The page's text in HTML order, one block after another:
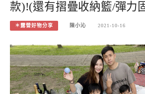
款)!(還有摺疊收納籃/彈力
＊露營好物分享 陳小沁 2021-10-16